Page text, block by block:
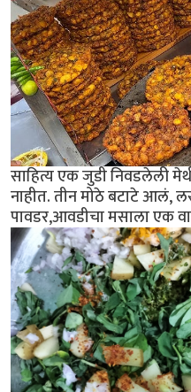
साहित्य एक जुडी निवडलेली
नाहीत. तीन मोठे बटाटे आलं,
पावडर,आवडीचा मसाला एक